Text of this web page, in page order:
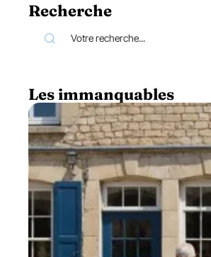
Recherche
Les immanquables